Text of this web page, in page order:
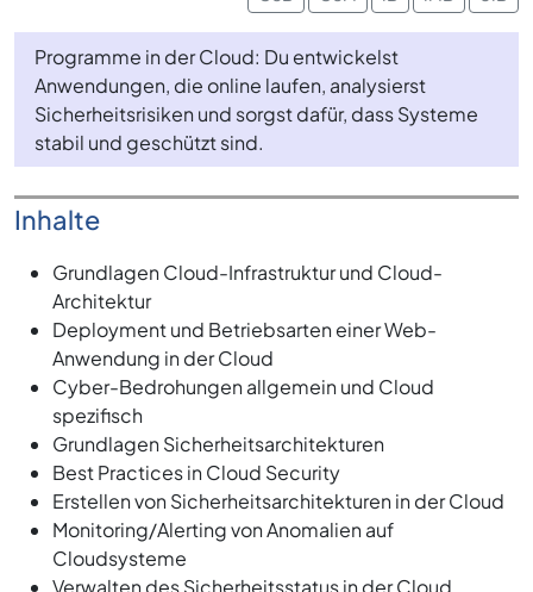
Programme in der Cloud: Du entwickelst
Anwendungen, die online laufen, analysierst
Sicherheitsrisiken und sorgst dafür, dass Systeme
stabil und geschützt sind.
Inhalte
Grundlagen Cloud-Infrastruktur und Cloud-
Architektur
Deployment und Betriebsarten einer Web-
Anwendung in der Cloud
Cyber-Bedrohungen allgemein und Cloud
spezifisch
Grundlagen Sicherheitsarchitekturen
Best Practices in Cloud Security
Erstellen von Sicherheitsarchitekturen in der Cloud
Monitoring/Alerting von Anomalien auf
Cloudsysteme
Verwalten des Sicherheitsstatus in der Cloud